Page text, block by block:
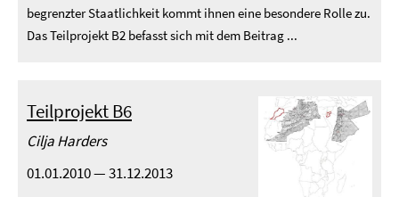
begrenzter Staatlichkeit kommt ihnen eine besondere Rolle zu.
Das Teilprojekt B2 befasst sich mit dem Beitrag ...
Teilprojekt B6
Cilja Harders
01.01.2010 — 31.12.2013